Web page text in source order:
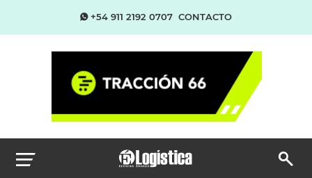
+54 911 2192 0707 CONTACTO